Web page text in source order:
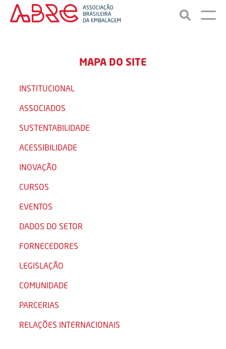
MAPA DO SITE
INSTITUCIONAL
ASSOCIADOS
SUSTENTABILIDADE
ACESSIBILIDADE
INOVAÇÃO
CURSOS
EVENTOS
DADOS DO SETOR
FORNECEDORES
LEGISLAÇÃO
COMUNIDADE
PARCERIAS
RELAÇÕES INTERNACIONAIS